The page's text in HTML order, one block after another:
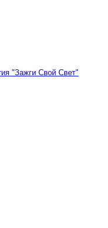
"Зажги Свой Свет"